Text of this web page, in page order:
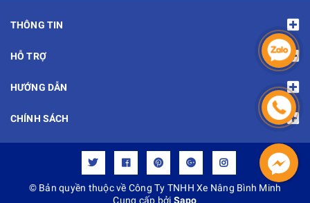
THÔNG TIN
HỖ TRỢ
HƯỚNG DẪN
CHÍNH SÁCH
© Bản quyền thuộc về Công Ty TNHH Xe Nâng Bình Minh
Cung cấp bởi Sapo